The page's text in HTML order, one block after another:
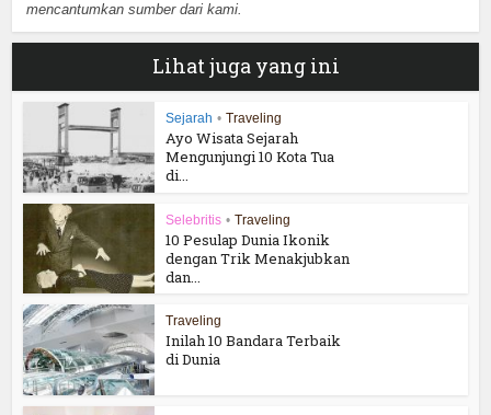
mencantumkan sumber dari kami.
Lihat juga yang ini
Sejarah • Traveling
Ayo Wisata Sejarah
Mengunjungi 10 Kota Tua
di...
Selebritis • Traveling
10 Pesulap Dunia Ikonik
dengan Trik Menakjubkan
dan...
Traveling
Inilah 10 Bandara Terbaik
di Dunia